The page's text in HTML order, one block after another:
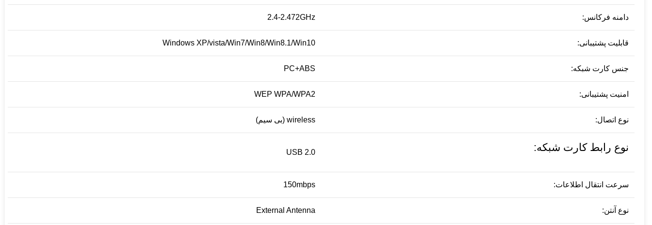
دامنه فرکانس: 2.4-2.472GHz
قابلیت پشتیبانی: Windows XP/vista/Win7/Win8/Win8.1/Win10
جنس کارت شبکه: PC+ABS
امنیت پشتیبانی: WEP WPA/WPA2
نوع اتصال: wireless (بی سیم)
نوع رابط کارت شبکه: USB 2.0
سرعت انتقال اطلاعات: 150mbps
نوع آنتن: External Antenna